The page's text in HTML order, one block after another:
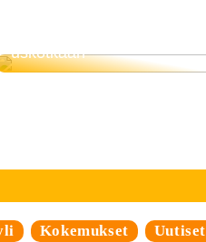
uskotkaan
Kokemukset Uutiset